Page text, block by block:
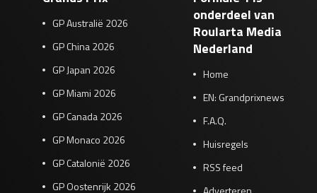
GP Australië 2026
GP China 2026
GP Japan 2026
GP Miami 2026
GP Canada 2026
GP Monaco 2026
GP Catalonië 2026
GP Oostenrijk 2026
onderdeel van
Roularta Media
Nederland
Home
EN: Grandprixnews
F.A.Q.
Huisregels
RSS feed